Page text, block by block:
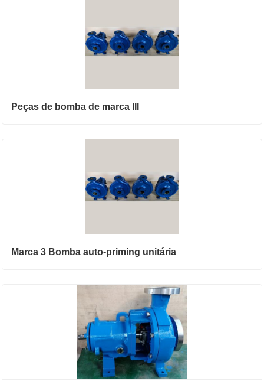
Peças de bomba de marca III
Marca 3 Bomba auto-priming unitária